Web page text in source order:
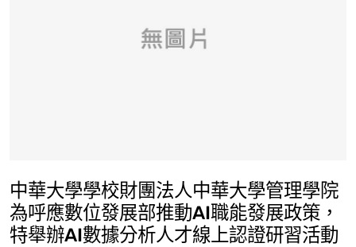
中華大學學校財團法人中華大學管理學院
為呼應數位發展部推動AI職能發展政策，
特舉辦AI數據分析人才線上認證研習活動